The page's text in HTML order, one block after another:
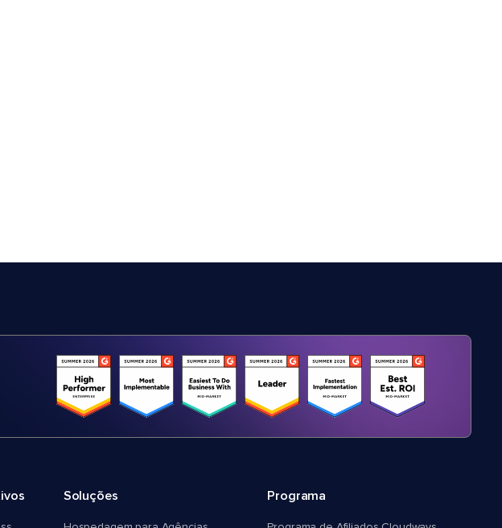
Soluções Programa